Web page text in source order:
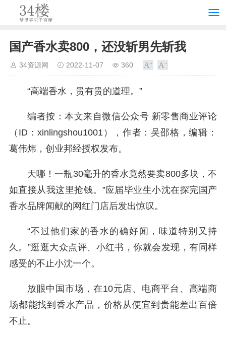
国产香水卖800，还没斩男先斩我
34资源网 2022-11-07 360
“高端香水，贵有贵的道理。”
编者按：本文来自微信公众号 新零售商业评论
（ID：xinlingshou1001），作者：吴邵格，编辑：
葛伟炜，创业邦经授权发布。
天哪！一瓶30毫升的香水竟然要卖800多块，不
如直接从我这里抢钱。”应届毕业生小沈在探完国产
香水品牌闻献的网红门店后发出惊叹。
“不过他们家的香水的确好闻，味道特别又持
久。”逛逛大众点评、小红书，你就会发现，有同样
感受的不止小沈一个。
放眼中国市场，在10元店、电商平台、高端商
场都能找到香水产品，价格从便宜到贵能差出百倍
不止。